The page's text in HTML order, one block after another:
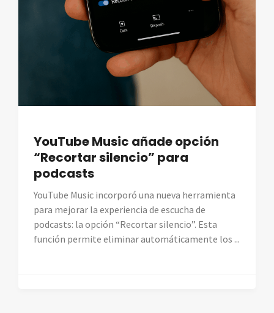
YouTube Music añade opción
“Recortar silencio” para
podcasts
YouTube Music incorporó una nueva herramienta
para mejorar la experiencia de escucha de
podcasts: la opción “Recortar silencio”. Esta
función permite eliminar automáticamente los ...